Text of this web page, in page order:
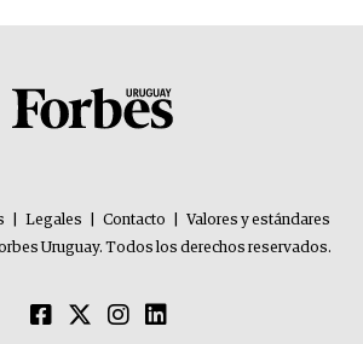
Legales Contacto
Valores y estándares
Uruguay. Todos los derechos reservados.